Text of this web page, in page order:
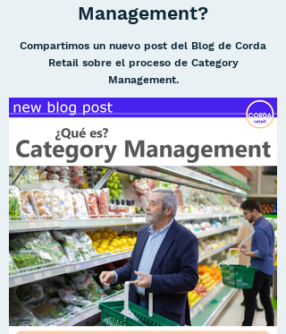
Management?
Compartimos un nuevo post del Blog de Corda
Retail sobre el proceso de Category
Management.